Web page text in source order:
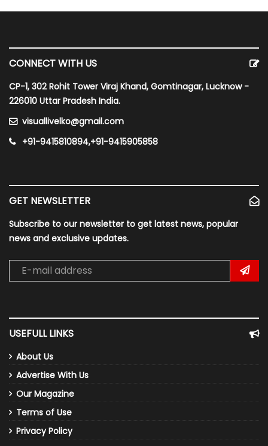
CONNECT WITH US
CP-1, 302 Rohit Tower Viraj Khand, Gomtinagar, Lucknow -
226010 Uttar Pradesh India.
visuallivelko@gmail.com
+91-9415810894,+91-9415905858
GET NEWSLETTER
Subscribe to our newsletter to get latest news, popular
news and exclusive updates.
USEFULL LINKS
About Us
Advertise With Us
Our Magazine
Terms of Use
Privacy Policy